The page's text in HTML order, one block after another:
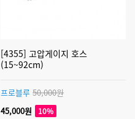
[4355] 고압게이지 호스
(15~92cm)
프로블루 50,000원
45,000원
10%